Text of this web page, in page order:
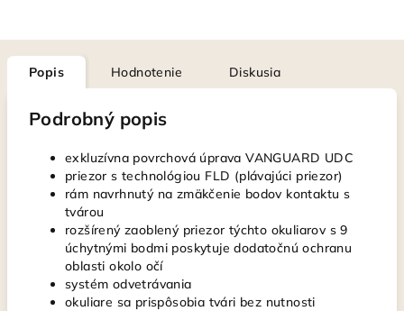
Popis Hodnotenie Diskusia
Podrobný popis
exkluzívna povrchová úprava VANGUARD UDC
priezor s technológiou FLD (plávajúci priezor)
rám navrhnutý na zmäkčenie bodov kontaktu s
tvárou
rozšírený zaoblený priezor týchto okuliarov s 9
úchytnými bodmi poskytuje dodatočnú ochranu
oblasti okolo očí
systém odvetrávania
okuliare sa prispôsobia tvári bez nutnosti